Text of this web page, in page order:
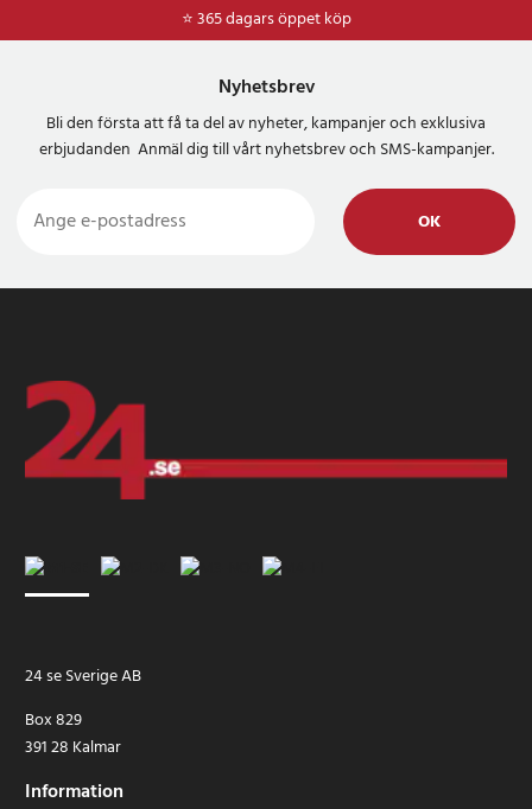
⭐ 365 dagars öppet köp
⭐Frakt 49kr *
Nyhetsbrev
Bli den första att få ta del av nyheter, kampanjer och exklusiva
erbjudanden Anmäl dig till vårt nyhetsbrev och SMS-kampanjer.
OK
24 se Sverige AB
Box 829
391 28 Kalmar
Information